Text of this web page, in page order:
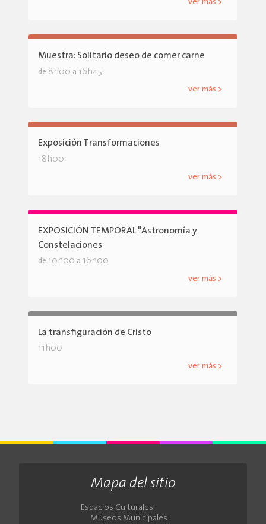
ver más >
Muestra: Solitario deseo de comer carne
de 8h00 a 16h45
ver más >
Exposición Transformaciones
18h00
ver más >
EXPOSICIÓN TEMPORAL "Astronomía y
Constelaciones
de 10h00 a 16h00
ver más >
La transfiguración de Cristo
11h00
ver más >
Mapa del sitio
Espacios Culturales
Museos Municipales